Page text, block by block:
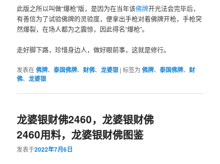
此版之所以叫做“爆枪”版，是因为在当年该佛牌开光法会完毕后，
有善信为了试验佛牌的灵验度，便拿出手枪对着佛牌开枪，手枪突
然爆裂，在场人都为之震惊，因此得名“爆枪”。
走好脚下路，珍惜身边人，做好眼前事，这就是修行。
发表在佛牌、泰国佛牌、 财佛、龙婆银 |标签为 佛牌、泰国佛牌、 财
佛、龙婆银
龙婆银财佛2460，龙婆银财佛
2460用料，龙婆银财佛图鉴
发表于2022年7月6日